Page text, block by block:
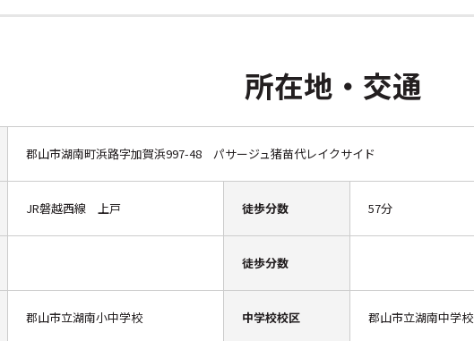
所在地・交通
郡山市湖南町浜路字加賀浜997-48 パサージュ猪苗代レイクサイド
JR磐越西線 上戸 徒歩分数 57分
徒歩分数
郡山市立湖南小中学校 中学校校区 郡山市立湖南中学校